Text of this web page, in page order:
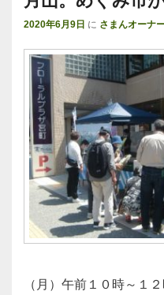
2020年6月9日 に さまんオーナ
（月）午前１０時～１